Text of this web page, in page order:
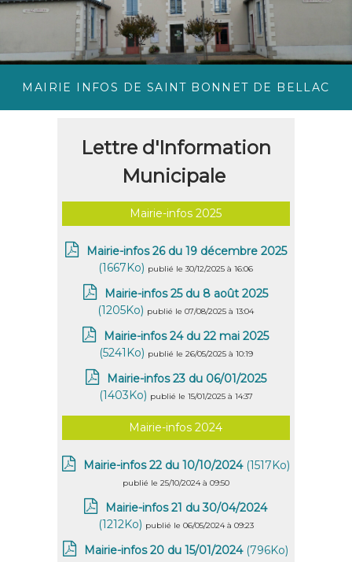
MAIRIE INFOS DE SAINT BONNET DE BELLAC
Lettre d'Information
Municipale
Mairie-infos 2025
Mairie-infos 26 du 19 décembre 2025
(1667Ko) publié le 30/12/2025 à 16:06
Mairie-infos 25 du 8 août 2025
(1205Ko) publié le 07/08/2025 à 13:04
Mairie-infos 24 du 22 mai 2025
(5241Ko) publié le 26/05/2025 à 10:19
Mairie-infos 23 du 06/01/2025
(1403Ko) publié le 15/01/2025 à 14:37
Mairie-infos 2024
Mairie-infos 22 du 10/10/2024(1517Ko)
publié le 25/10/2024 à 09:50
Mairie-infos 21 du 30/04/2024
(1212Ko) publié le 06/05/2024 à 09:23
Mairie-infos 20 du 15/01/2024(796Ko)